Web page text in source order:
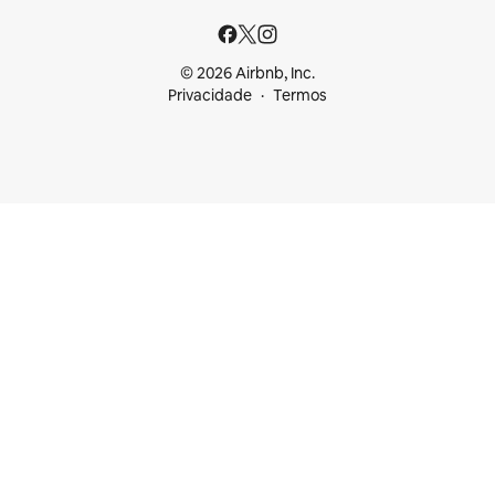
© 2026 Airbnb, Inc.
Privacidade
Termos